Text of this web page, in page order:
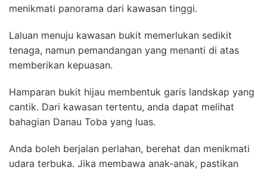
menikmati panorama dari kawasan tinggi.
Laluan menuju kawasan bukit memerlukan sedikit
tenaga, namun pemandangan yang menanti di atas
memberikan kepuasan.
Hamparan bukit hijau membentuk garis landskap yang
cantik. Dari kawasan tertentu, anda dapat melihat
bahagian Danau Toba yang luas.
Anda boleh berjalan perlahan, berehat dan menikmati
udara terbuka. Jika membawa anak-anak, pastikan